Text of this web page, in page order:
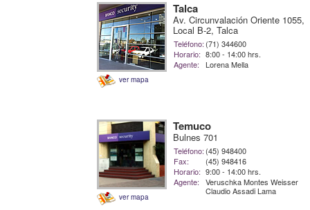
ver mapa
Talca
Av. Circunvalación Oriente 1055,
Local B-2, Talca
Teléfono: (71) 344600
Horario: 8:00 - 14:00 hrs.
Agente:
Lorena Mella
ver mapa
Temuco
Bulnes 701
Teléfono: (45) 948400
Fax:
(45) 948416
Horario: 9:00 - 14:00 hrs.
Agente:
Veruschka Montes Weisser
Claudio Assadi Lama